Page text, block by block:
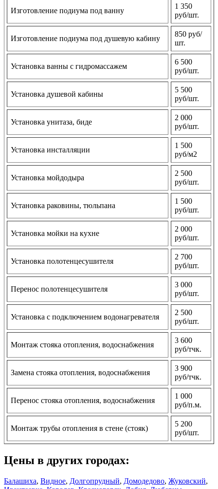
Изготовление подиума под ванну
1 350
руб/шт.
Изготовление подиума под душевую кабину
850 руб/
шт.
Установка ванны с гидромассажем
6 500
руб/шт.
Установка душевой кабины
5 500
руб/шт.
Установка унитаза, биде
2 000
руб/шт.
Установка инсталляции
1 500
руб/м2
Установка мойдодыра
2 500
руб/шт.
Установка раковины, тюльпана
1 500
руб/шт.
Установка мойки на кухне
2 000
руб/шт.
Установка полотенцесушителя
2 700
руб/шт.
Перенос полотенцесушителя
3 000
руб/шт.
Установка с подключением водонагревателя
2 500
руб/шт.
Монтаж стояка отопления, водоснабжения
3 600
руб/тчк.
Замена стояка отопления, водоснабжения
3 900
руб/тчк.
Перенос стояка отопления, водоснабжения
1 000
руб/п.м.
Монтаж трубы отопления в стене (стояк)
5 200
руб/шт.
Цены в других городах:
Балашиха, Видное, Долгопрудный, Домодедово, Жуковский,